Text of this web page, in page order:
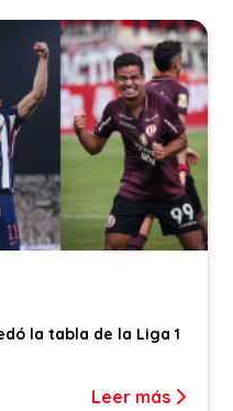
la tabla de la Liga 1
Leer más